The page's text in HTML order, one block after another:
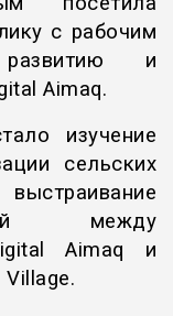
с рабочим
и
Aimaq.
изучение
сельских
между
Aimaq и
Village.